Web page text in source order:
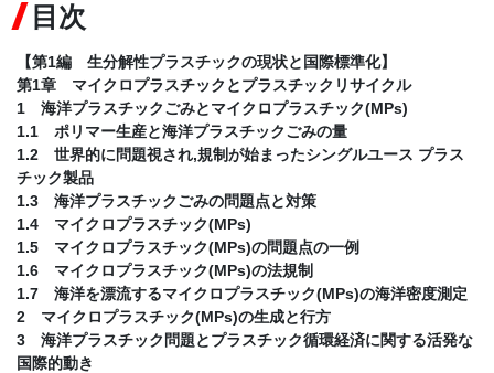
目次
【第1編 生分解性プラスチックの現状と国際標準化】
第1章 マイクロプラスチックとプラスチックリサイクル
1 海洋プラスチックごみとマイクロプラスチック(MPs)
1.1 ポリマー生産と海洋プラスチックごみの量
1.2 世界的に問題視され,規制が始まったシングルユース プラス
チック製品
1.3 海洋プラスチックごみの問題点と対策
1.4 マイクロプラスチック(MPs)
1.5 マイクロプラスチック(MPs)の問題点の一例
1.6 マイクロプラスチック(MPs)の法規制
1.7 海洋を漂流するマイクロプラスチック(MPs)の海洋密度測定
2 マイクロプラスチック(MPs)の生成と行方
3 海洋プラスチック問題とプラスチック循環経済に関する活発な
国際的動き